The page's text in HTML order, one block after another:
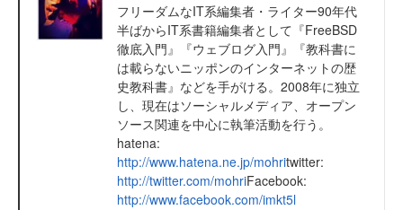
フリーダムなIT系編集者・ライター90年代
半ばからIT系書籍編集者として『FreeBSD
徹底入門』『ウェブログ入門』『教科書に
は載らないニッポンのインターネットの歴
史教科書』などを手がける。2008年に独立
し、現在はソーシャルメディア、オープン
ソース関連を中心に執筆活動を行う。
hatena:
http://www.hatena.ne.jp/mohritwitter:
http://twitter.com/mohriFacebook:
http://www.facebook.com/imkt5l